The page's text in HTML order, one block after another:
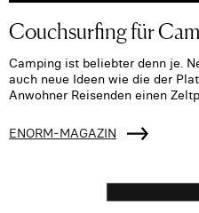
Couchsurfing für
Camping ist beliebter denn je.
auch neue Ideen wie die der
Anwohner Reisenden einen
ENORM-MAGAZIN